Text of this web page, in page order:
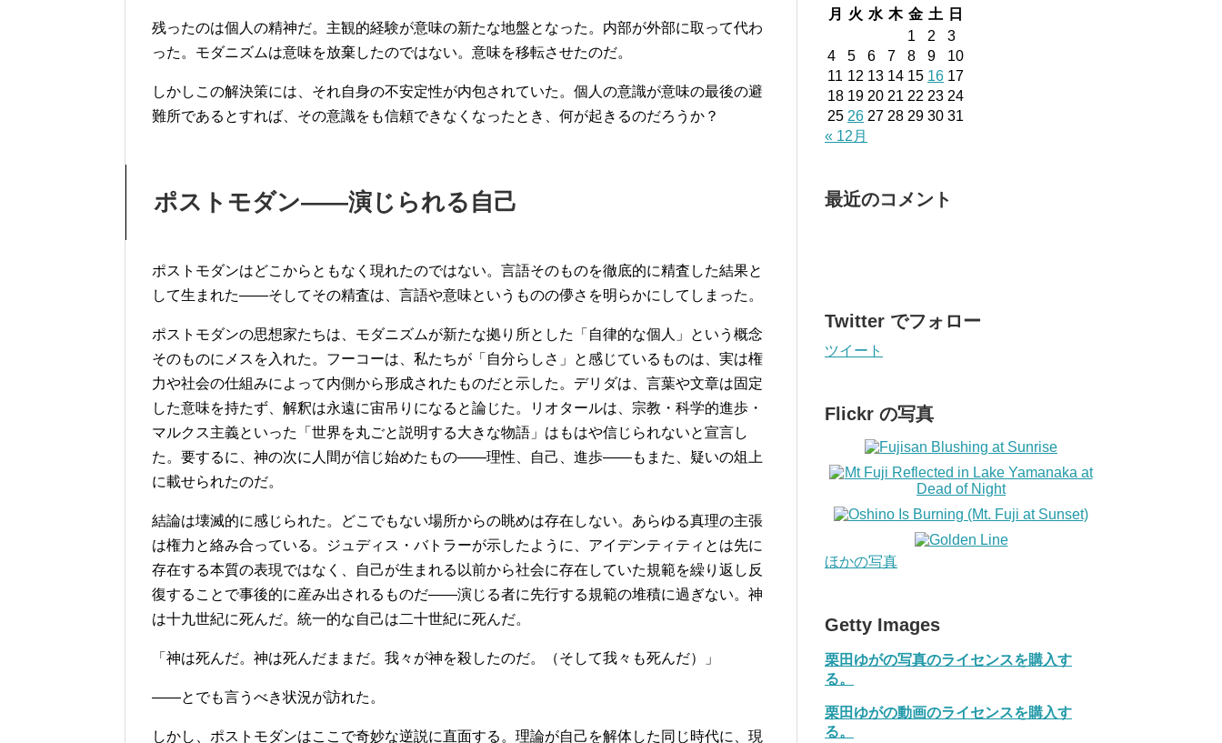
残ったのは個人の精神だ。主観的経験が意味の新たな地盤となった。内部が外部に取って代わ
った。モダニズムは意味を放棄したのではない。意味を移転させたのだ。
しかしこの解決策には、それ自身の不安定性が内包されていた。個人の意識が意味の最後の避
難所であるとすれば、その意識をも信頼できなくなったとき、何が起きるのだろうか？
ポストモダン——演じられる自己
ポストモダンはどこからともなく現れたのではない。言語そのものを徹底的に精査した結果と
して生まれた——そしてその精査は、言語や意味というものの儚さを明らかにしてしまった。
ポストモダンの思想家たちは、モダニズムが新たな拠り所とした「自律的な個人」という概念
そのものにメスを入れた。フーコーは、私たちが「自分らしさ」と感じているものは、実は権
力や社会の仕組みによって内側から形成されたものだと示した。デリダは、言葉や文章は固定
した意味を持たず、解釈は永遠に宙吊りになると論じた。リオタールは、宗教・科学的進歩・
マルクス主義といった「世界を丸ごと説明する大きな物語」はもはや信じられないと宣言し
た。要するに、神の次に人間が信じ始めたもの——理性、自己、進歩——もまた、疑いの俎上
に載せられたのだ。
結論は壊滅的に感じられた。どこでもない場所からの眺めは存在しない。あらゆる真理の主張
は権力と絡み合っている。ジュディス・バトラーが示したように、アイデンティティとは先に
存在する本質の表現ではなく、自己が生まれる以前から社会に存在していた規範を繰り返し反
復することで事後的に産み出されるものだ——演じる者に先行する規範の堆積に過ぎない。神
は十九世紀に死んだ。統一的な自己は二十世紀に死んだ。
「神は死んだ。神は死んだままだ。我々が神を殺したのだ。（そして我々も死んだ）」
——とでも言うべき状況が訪れた。
しかし、ポストモダンはここで奇妙な逆説に直面する。理論が自己を解体した同じ時代に、現
月
火 水 木 金 土
日
1
2
3
4
5 6 7 8 9
10
11 12 13 14 15 16 17
18 19 20 21 22 23 24
25 26 27 28 29 30 31
« 12月
最近のコメント
Twitter でフォロー
ツイート
Flickr の写真
ほかの写真
Getty Images
栗田ゆがの写真のライセンスを購入す
る。
栗田ゆがの動画のライセンスを購入す
る。